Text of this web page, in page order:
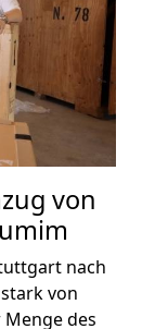
von
nach
von
des